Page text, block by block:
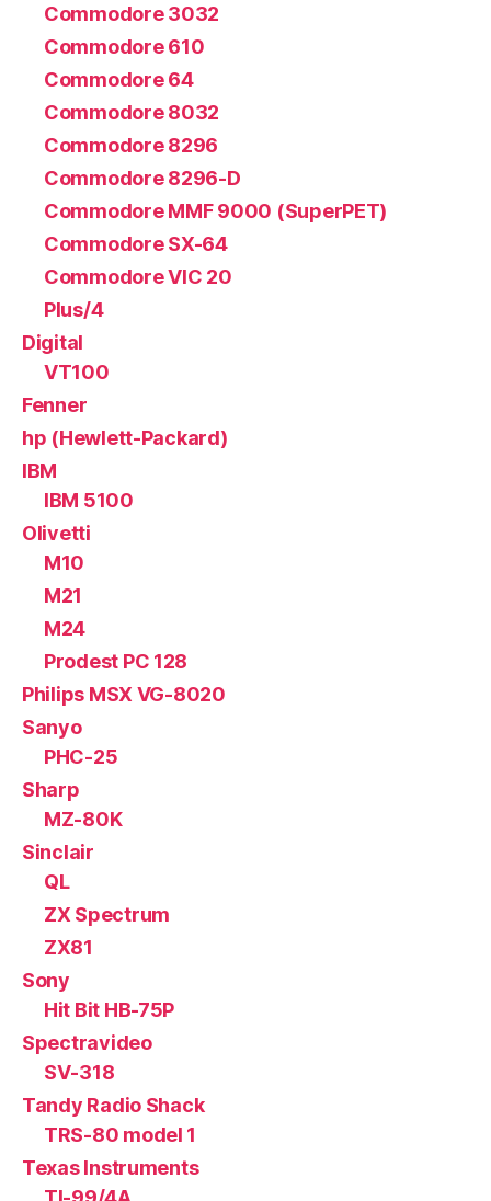
Commodore 3032
Commodore 610
Commodore 64
Commodore 8032
Commodore 8296
Commodore 8296-D
Commodore MMF 9000 (SuperPET)
Commodore SX-64
Commodore VIC 20
Plus/4
Digital
VT100
Fenner
hp (Hewlett-Packard)
IBM
IBM 5100
Olivetti
M10
M21
M24
Prodest PC 128
Philips MSX VG-8020
Sanyo
PHC-25
Sharp
MZ-80K
Sinclair
QL
ZX Spectrum
ZX81
Sony
Hit Bit HB-75P
Spectravideo
SV-318
Tandy Radio Shack
TRS-80 model 1
Texas Instruments